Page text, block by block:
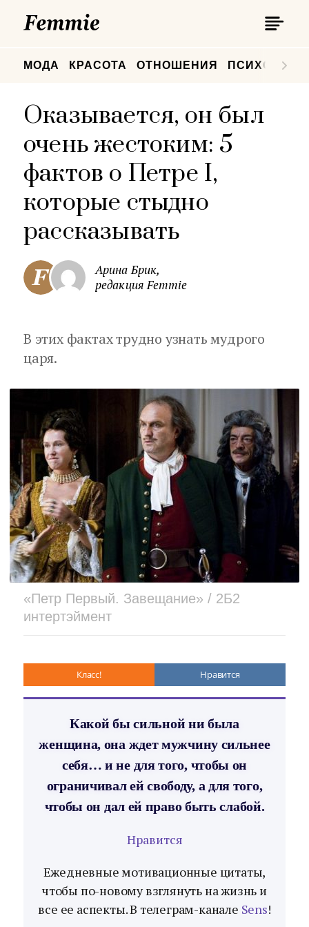
МОДА КРАСОТА ОТНОШЕНИЯ
Оказывается, он был
очень жестоким: 5
фактов о Петре I,
которые стыдно
рассказывать
Арина Брик,
редакция Femmie
В этих фактах трудно узнать мудрого
царя.
«Петр Первый. Завещание» / 2Б2
интертэймент
Класс! Нравится
Какой бы сильной ни была
женщина, она ждет мужчину сильнее
себя… и не для того, чтобы он
ограничивал ей свободу, а для того,
чтобы он дал ей право быть слабой.
Нравится
Ежедневные мотивационные цитаты,
чтобы по-новому взглянуть на жизнь и
все ее аспекты. В телеграм-канале Sens!